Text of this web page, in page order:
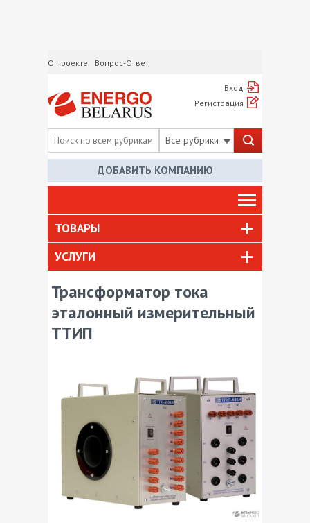
О проекте Вопрос-Ответ
Вход
Регистрация
Все рубрики
ДОБАВИТЬ КОМПАНИЮ
ТОВАРЫ
УСЛУГИ
Трансформатор тока
эталонный измерительный
ТТИП